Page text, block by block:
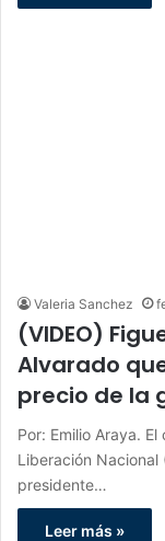
Valeria Sanchez
(VIDEO)
Alvarado
precio de la
Por: Emilio Araya.
Liberación Nacional
presidente…
Leer más »